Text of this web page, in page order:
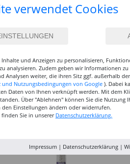
verwendet Cookies
und Anzeigen zu personalisieren,
analysieren. Zudem geben wir Informationen
Analysen weiter, die ihren Sitz ggf. außerhalb
und Nutzungsbedingungen von Google ). Dabei
Daten von Ihnen verknüpft werden. Mit dem
Über "Ablehnen" können Sie die Nutzung
Einstellungen ändern oder widerrufen.
Sie in unserer Datenschutzerklärung.
Impressum| Datenschutzerklärung|